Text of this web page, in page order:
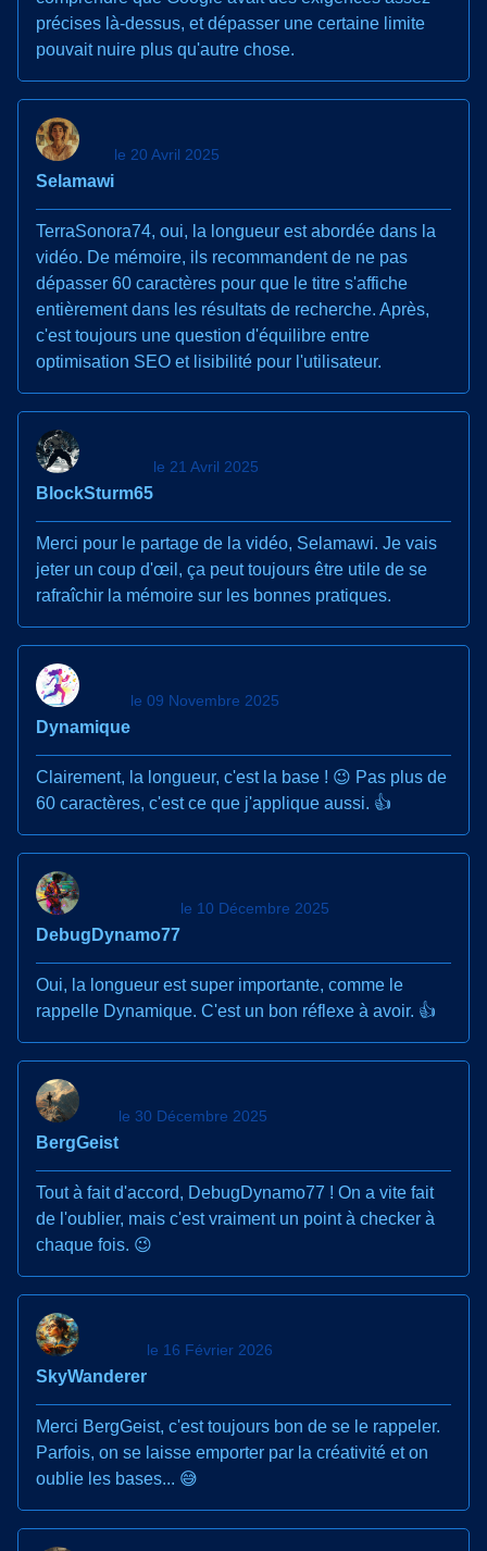
précises là-dessus, et dépasser une certaine limite
pouvait nuire plus qu'autre chose.
Selamawi
le 20 Avril 2025
TerraSonora74, oui, la longueur est abordée dans la
vidéo. De mémoire, ils recommandent de ne pas
dépasser 60 caractères pour que le titre s'affiche
entièrement dans les résultats de recherche. Après,
c'est toujours une question d'équilibre entre
optimisation SEO et lisibilité pour l'utilisateur.
BlockSturm65
le 21 Avril 2025
Merci pour le partage de la vidéo, Selamawi. Je vais
jeter un coup d'œil, ça peut toujours être utile de se
rafraîchir la mémoire sur les bonnes pratiques.
Dynamique
le 09 Novembre 2025
Clairement, la longueur, c'est la base ! 😉 Pas plus de
60 caractères, c'est ce que j'applique aussi. 👍
DebugDynamo77
le 10 Décembre 2025
Oui, la longueur est super importante, comme le
rappelle Dynamique. C'est un bon réflexe à avoir. 👍
BergGeist
le 30 Décembre 2025
Tout à fait d'accord, DebugDynamo77 ! On a vite fait
de l'oublier, mais c'est vraiment un point à checker à
chaque fois. 😉
SkyWanderer
le 16 Février 2026
Merci BergGeist, c'est toujours bon de se le rappeler.
Parfois, on se laisse emporter par la créativité et on
oublie les bases... 😅